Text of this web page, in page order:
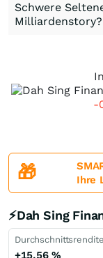
Schwere
Milliardenstory?
-
🎁
Ihre
⚡Dah Sing
+15,56 %